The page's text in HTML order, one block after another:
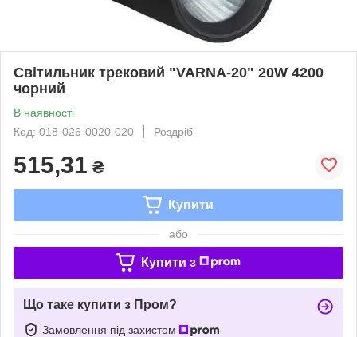
Світильник трековий "VARNA-20" 20W 4200
чорний
В наявності
Код: 018-026-0020-020
Роздріб
515,31 ₴
Купити
або
Купити з
Що таке купити з Пром?
Замовлення під захистом